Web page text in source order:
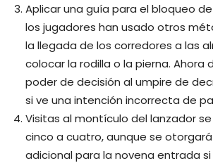
Aplicar una guía para el bloqueo
los jugadores han usado otros
la llegada de los corredores a las
colocar la rodilla o la pierna. Ahora
poder de decisión al umpire de
si ve una intención incorrecta de
Visitas al montículo del lanzador
cinco a cuatro, aunque se
adicional para la novena entrada